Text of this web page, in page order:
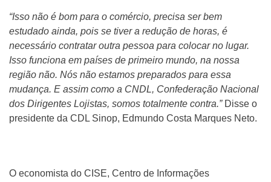
“Isso não é bom para o comércio, precisa ser bem
estudado ainda, pois se tiver a redução de horas, é
necessário contratar outra pessoa para colocar no lugar.
Isso funciona em países de primeiro mundo, na nossa
região não. Nós não estamos preparados para essa
mudança. E assim como a CNDL, Confederação Nacional
dos Dirigentes Lojistas, somos totalmente contra.”Disse o
presidente da CDL Sinop, Edmundo Costa Marques Neto.
O economista do CISE, Centro de Informações